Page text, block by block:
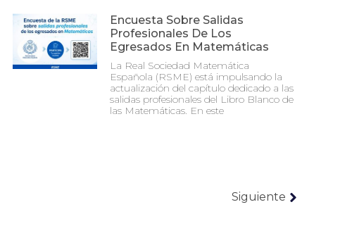
Encuesta Sobre Salidas
Profesionales De Los
Egresados En Matemáticas
La Real Sociedad Matemática
Española (RSME) está impulsando la
actualización del capítulo dedicado a las
salidas profesionales del Libro Blanco de
las Matemáticas. En este
Siguiente